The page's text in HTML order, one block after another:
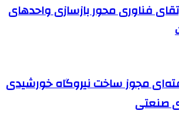
فناوری محور بازسازی واحدهای
مجوز ساخت نیروگاه خورشیدی
صنعتی